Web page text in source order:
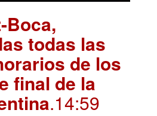
Boca,
todas las
de los
final de la
.14:59